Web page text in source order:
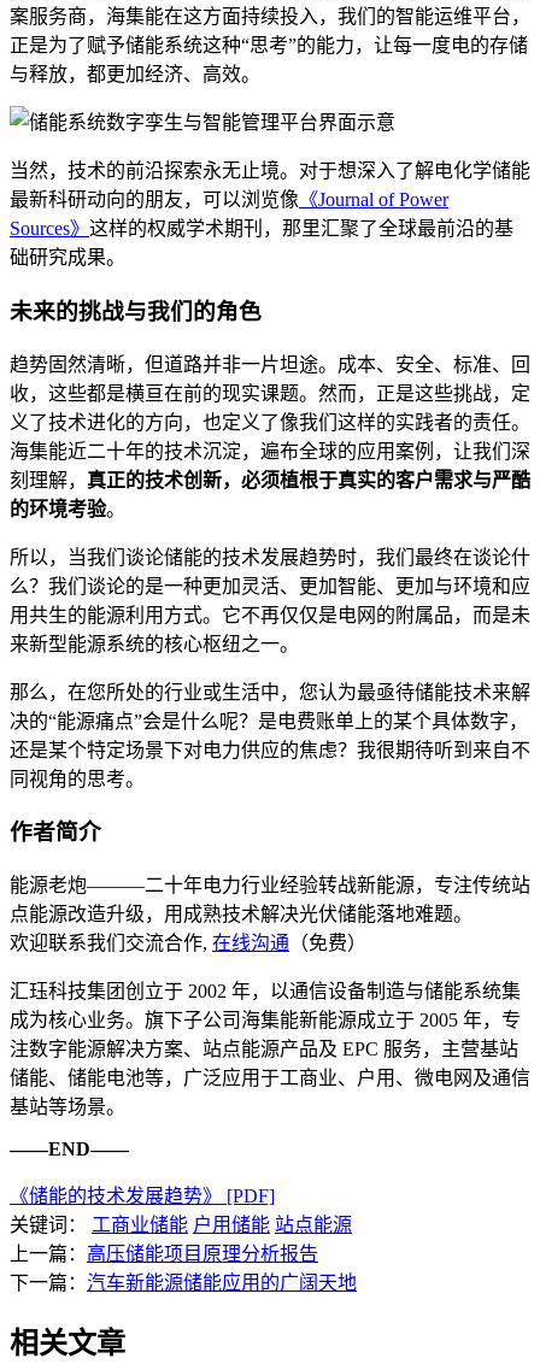
案服务商，海集能在这方面持续投入，我们的智能运维平台，
正是为了赋予储能系统这种“思考”的能力，让每一度电的存储
与释放，都更加经济、高效。
当然，技术的前沿探索永无止境。对于想深入了解电化学储能
最新科研动向的朋友，可以浏览像 《Journal of Power
Sources》 这样的权威学术期刊，那里汇聚了全球最前沿的基
础研究成果。
未来的挑战与我们的角色
趋势固然清晰，但道路并非一片坦途。成本、安全、标准、回
收，这些都是横亘在前的现实课题。然而，正是这些挑战，定
义了技术进化的方向，也定义了像我们这样的实践者的责任。
海集能近二十年的技术沉淀，遍布全球的应用案例，让我们深
刻理解， 真正的技术创新，必须植根于真实的客户需求与严酷
的环境考验。
所以，当我们谈论储能的技术发展趋势时，我们最终在谈论什
么？我们谈论的是一种更加灵活、更加智能、更加与环境和应
用共生的能源利用方式。它不再仅仅是电网的附属品，而是未
来新型能源系统的核心枢纽之一。
那么，在您所处的行业或生活中，您认为最亟待储能技术来解
决的“能源痛点”会是什么呢？是电费账单上的某个具体数字，
还是某个特定场景下对电力供应的焦虑？我很期待听到来自不
同视角的思考。
作者简介
能源老炮———二十年电力行业经验转战新能源，专注传统站
点能源改造升级，用成熟技术解决光伏储能落地难题。
欢迎联系我们交流合作, 在线沟通 （免费）
汇珏科技集团创立于 2002 年，以通信设备制造与储能系统集
成为核心业务。旗下子公司海集能新能源成立于 2005 年，专
注数字能源解决方案、站点能源产品及 EPC 服务，主营基站
储能、储能电池等，广泛应用于工商业、户用、微电网及通信
基站等场景。
——END——
《储能的技术发展趋势》 [PDF]
关键词： 工商业储能 户用储能 站点能源
上一篇： 高压储能项目原理分析报告
下一篇： 汽车新能源储能应用的广阔天地
相关文章